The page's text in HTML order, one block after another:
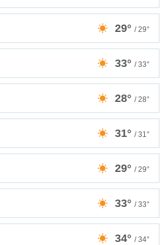
29° / 29°
33° / 33°
28° / 28°
31° / 31°
29° / 29°
33° / 33°
34° / 34°